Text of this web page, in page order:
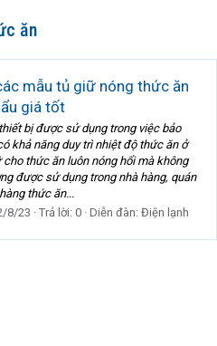
ăn
mẫu tủ giữ nóng thức ăn
giá tốt
bị được sử dụng trong việc bảo
khả năng duy trì nhiệt độ thức ăn ở
thức ăn luôn nóng hổi mà không
được sử dụng trong nhà hàng, quán
thức ăn...
8/23 Trả lời: 0 Diễn đàn: Điện lạnh